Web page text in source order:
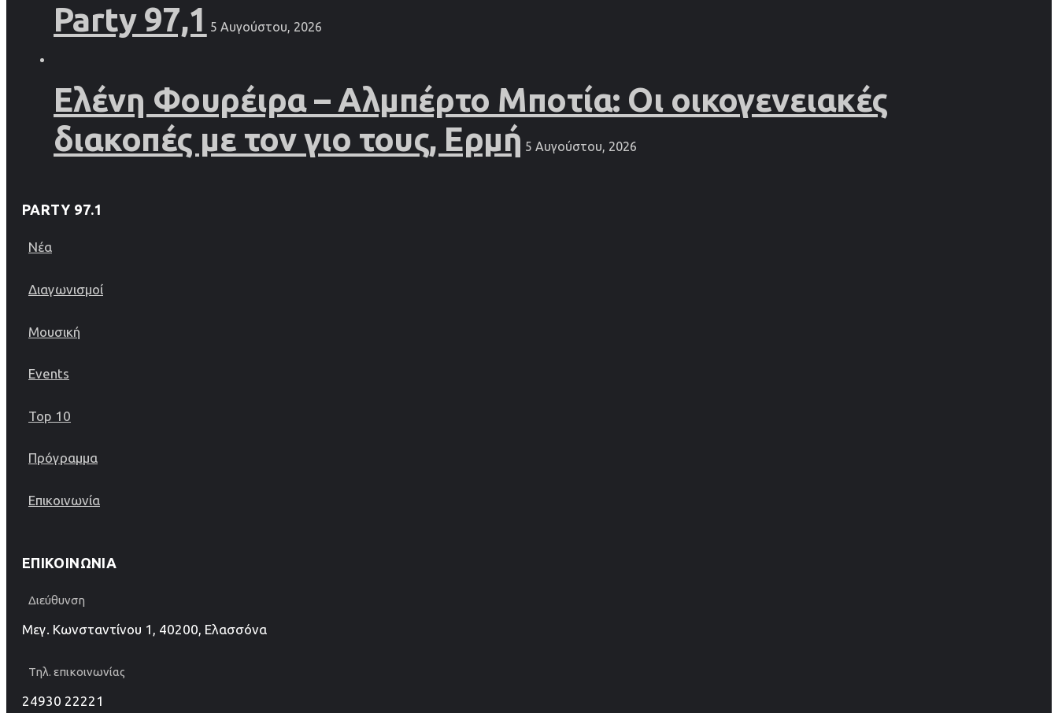
Party 97,1
5 Αυγούστου, 2026
Ελένη Φουρέιρα – Αλμπέρτο Μποτία: Οι οικογενειακές
διακοπές με τον γιο τους, Ερμή 5 Αυγούστου, 2026
PARTY 97.1
Νέα
Διαγωνισμοί
Μουσική
Events
Top 10
Πρόγραμμα
Επικοινωνία
ΕΠΙΚΟΙΝΩΝΊΑ
Διεύθυνση
Μεγ. Κωνσταντίνου 1, 40200, Ελασσόνα
Τηλ. επικοινωνίας
24930 22221